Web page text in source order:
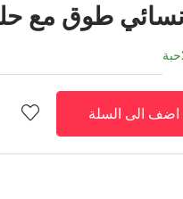
طوق مع
حبة
اضف الى السلة